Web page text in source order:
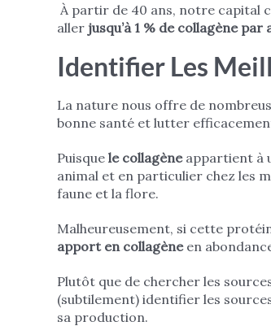
À partir de 40 ans, notre capital
aller jusqu’à 1 % de collagène par
Identifier Les
La nature nous offre de
bonne santé et lutter
Puisque le collagène appartient à
animal et en particulier chez les
faune et la flore.
Malheureusement, si cette
apport en collagèneen
Plutôt que de chercher les
(subtilement) identifier les
sa production.